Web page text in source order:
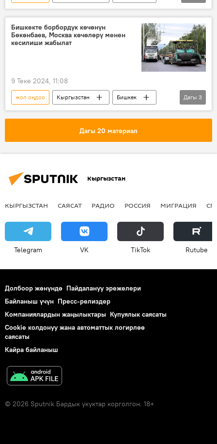
мэрия
Бишкекте борбордук көчөнүн
Бөкөнбаев, Москва көчөлөрү менен
кесилиши жабылат
9 Теке 2024, 11:08
жол оңдоо Кыргызстан
Бишкек
унаа
жол кыймылы чектөө
Дагы 3
Дагы 20 материал
Кыргызстан
КЫРГЫЗСТАН САЯСАТ РАДИО РОССИЯ МИГРАЦИЯ
Telegram VK ТikТоk Rutube
Долбоор жөнүндө Пайдалануу эрежелери
Байланыш үчүн Пресс-релиздер
Компаниялардын жаңылыктары Купуялык саясаты
Cookie колдонуу жана автоматтык логирлөө
саясаты
Кайра байланыш
© 2026 Sputnik Бардык укуктар корголгон. 18+